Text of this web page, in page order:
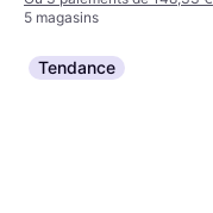
5 magasins
Tendance